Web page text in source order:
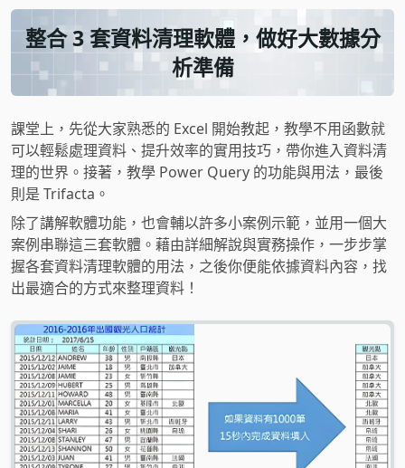
整合 3 套資料清理軟體，做好大數據分
析準備
課堂上，先從大家熟悉的 Excel 開始教起，教學不用函數就
可以輕鬆處理資料、提升效率的實用技巧，帶你進入資料清
理的世界。接著，教學 Power Query 的功能與用法，最後
則是 Trifacta。
除了講解軟體功能，也會輔以許多小案例示範，並用一個大
案例串聯這三套軟體。藉由詳細解說與實務操作，一步步掌
握各套資料清理軟體的用法，之後你便能依據資料內容，找
出最適合的方式來整理資料！